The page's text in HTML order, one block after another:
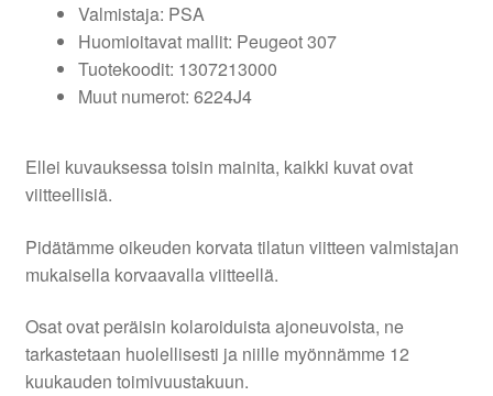
Valmistaja: PSA
Huomioitavat mallit: Peugeot 307
Tuotekoodit: 1307213000
Muut numerot: 6224J4
Ellei kuvauksessa toisin mainita, kaikki kuvat ovat
viitteellisiä.
Pidätämme oikeuden korvata tilatun viitteen valmistajan
mukaisella korvaavalla viitteellä.
Osat ovat peräisin kolaroiduista ajoneuvoista, ne
tarkastetaan huolellisesti ja niille myönnämme 12
kuukauden toimivuustakuun.